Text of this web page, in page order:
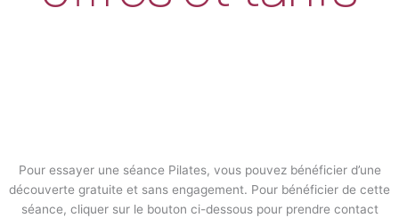
Pour essayer une séance Pilates, vous pouvez bénéficier d’une
découverte gratuite et sans engagement. Pour bénéficier de cette
séance, cliquer sur le bouton ci-dessous pour prendre contact